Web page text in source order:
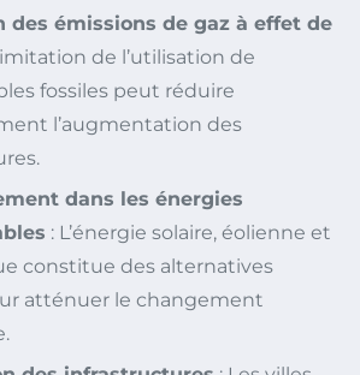
des émissions de gaz à effet de
de l’utilisation de
fossiles peut réduire
l’augmentation des
dans les énergies
: L’énergie solaire, éolienne et
constitue des alternatives
atténuer le changement